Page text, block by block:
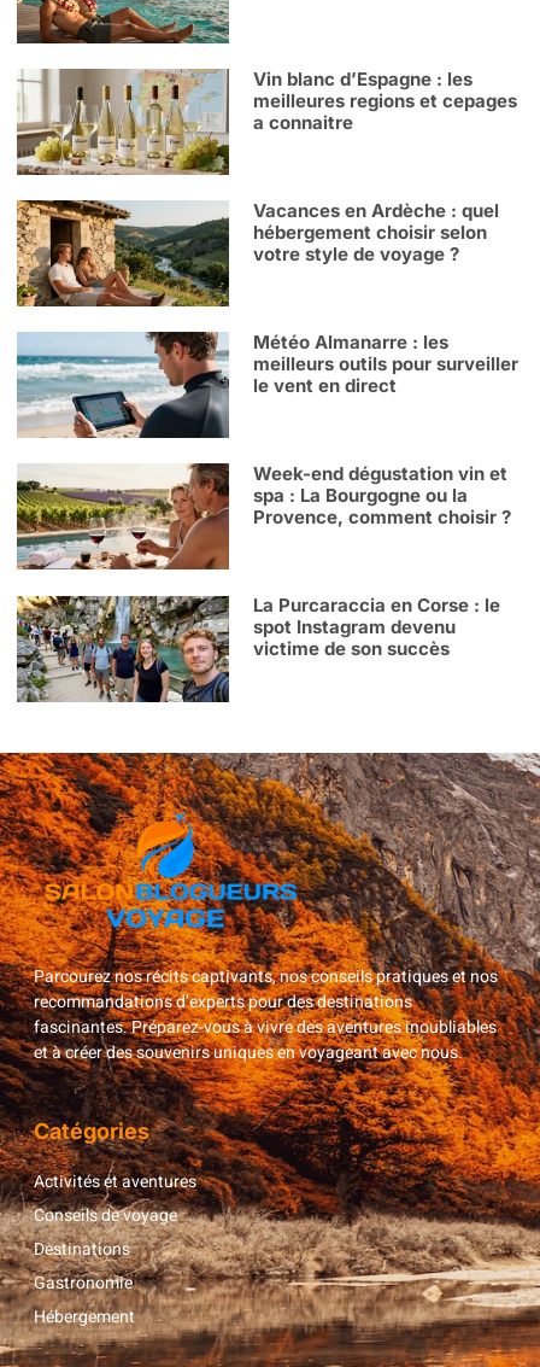
Vin blanc d’Espagne : les
meilleures regions et cepages
a connaitre
Vacances en Ardèche : quel
hébergement choisir selon
votre style de voyage ?
Météo Almanarre : les
meilleurs outils pour surveiller
le vent en direct
Week-end dégustation vin et
spa : La Bourgogne ou la
Provence, comment choisir ?
La Purcaraccia en Corse : le
spot Instagram devenu
victime de son succès
Parcourez nos récits captivants, nos conseils pratiques et nos
recommandations d’experts pour des destinations
fascinantes. Préparez-vous à vivre des aventures inoubliables
et à créer des souvenirs uniques en voyageant avec nous.
Catégories
Activités et aventures
Conseils de voyage
Destinations
Gastronomie
Hébergement